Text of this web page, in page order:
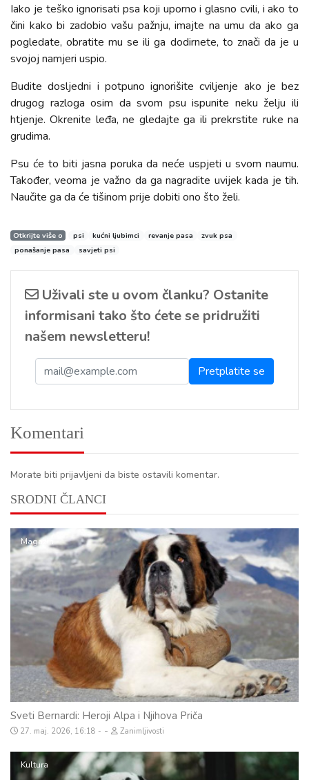
Iako je teško ignorisati psa koji uporno i glasno cvili, i ako to
čini kako bi zadobio vašu pažnju, imajte na umu da ako ga
pogledate, obratite mu se ili ga dodirnete, to znači da je u
svojoj namjeri uspio.
Budite dosljedni i potpuno ignorišite cviljenje ako je bez
drugog razloga osim da svom psu ispunite neku želju ili
htjenje. Okrenite leđa, ne gledajte ga ili prekrstite ruke na
grudima.
Psu će to biti jasna poruka da neće uspjeti u svom naumu.
Također, veoma je važno da ga nagradite uvijek kada je tih.
Naučite ga da će tišinom prije dobiti ono što želi.
Otkrijte više o psi kućni ljubimci revanje pasa
zvuk psa
ponašanje pasa
savjeti psi
Uživali ste u ovom članku? Ostanite
informisani tako što ćete se pridružiti
našem newsletteru!
Komentari
Morate biti prijavljeni da biste ostavili komentar.
SRODNI ČLANCI
Magazin
Sveti Bernardi: Heroji Alpa i Njihova Priča
27. maj. 2026, 16:18 - Zanimljivosti
Kultura